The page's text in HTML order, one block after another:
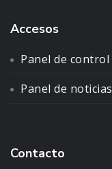
Accesos
Panel de control
Panel de noticias
Contacto